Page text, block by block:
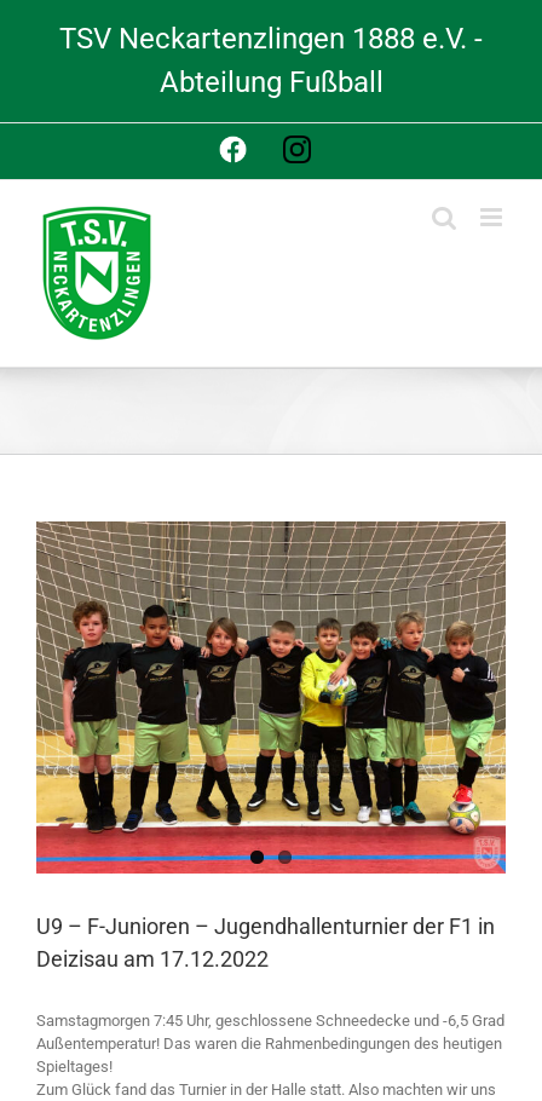
TSV Neckartenzlingen 1888 e.V. -
Abteilung Fußball
FacebookInstagram
View
Larger
Image
U9 – F-Junioren – Jugendhallenturnier der F1 in
Deizisau am 17.12.2022
Samstagmorgen 7:45 Uhr, geschlossene Schneedecke und -6,5 Grad
Außentemperatur! Das waren die Rahmenbedingungen des heutigen
Spieltages!
Zum Glück fand das Turnier in der Halle statt. Also machten wir uns